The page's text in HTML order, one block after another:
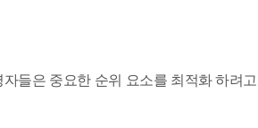
들은 중요한 순위 요소를 최적화 하려고